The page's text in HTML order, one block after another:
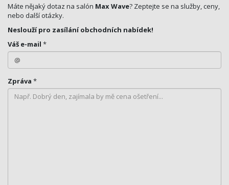
Máte nějaký dotaz na salón Max Wave? Zeptejte se na služby, ceny,
nebo další otázky.
Neslouží pro zasílání obchodních nabídek!
Váš e-mail *
Zpráva *